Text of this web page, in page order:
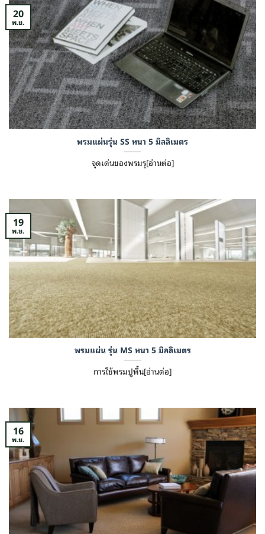
พรมแผ่นรุ่น SS หนา 5 มิลลิเมตร
จุดเด่นของพรมรุ[อ่านต่อ]
20
พ.ย.
พรมแผ่น รุ่น MS หนา 5 มิลลิเมตร
การใช้พรมปูพื้น[อ่านต่อ]
19
พ.ย.
16
พ.ย.